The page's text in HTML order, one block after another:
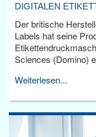
DIGITALEN
Der britische
Labels hat seine
Sciences (Domino)
Weiterlesen...